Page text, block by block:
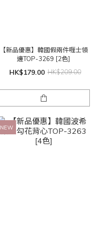
【新品優惠】韓國假兩件喱士領
邊TOP-3269 [2色]
HK$179.00 HK$209.00
NEW